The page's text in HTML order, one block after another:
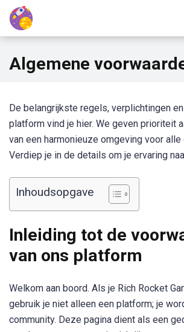
Algemene
De belangrijkste regels, verplichtingen
platform vind je hier. We geven prioriteit
van een harmonieuze omgeving voor alle
Verdiep je in de details om je ervaring
Inhoudsopgave
Inleiding tot de
van ons platform
Welkom aan boord. Als je Rich Rocket
gebruik je niet alleen een platform; je
community. Deze pagina dient als een